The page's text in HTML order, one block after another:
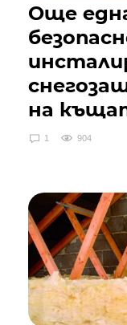
Още
на
1 904